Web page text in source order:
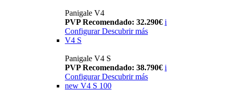
Panigale V4
PVP Recomendado: 32.290€ i
Configurar Descubrir más
V4 S
Panigale V4 S
PVP Recomendado: 38.790€ i
Configurar Descubrir más
new V4 S 100